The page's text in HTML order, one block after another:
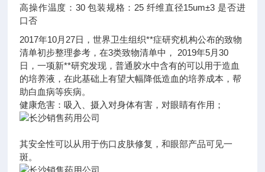
高操作温度： 30 包装规格： 25 纤维直径15um±3 是否进
口否
2017年10月27日，世界卫生组织**症研究机构公布的致物
清单初步整理参考，在3类致物清单中， 2019年5月30
日，一项新**研究发现，普通胶水中含有的可以用于造血
的培养液，在此基础上有望大幅降低造血的培养成本，帮
助白血病等疾病。
健康危害：吸入、摄入对身体有害，对眼睛有作用；
其安全性可以从用于伤口皮肤修复，和眼部产品可见一
斑。